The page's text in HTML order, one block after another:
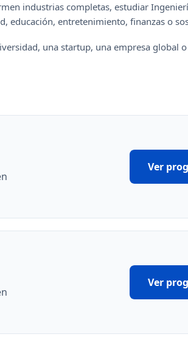
industrias completas, estudiar
educación, entretenimiento, finanzas o
una startup, una empresa global
Ver
Ver